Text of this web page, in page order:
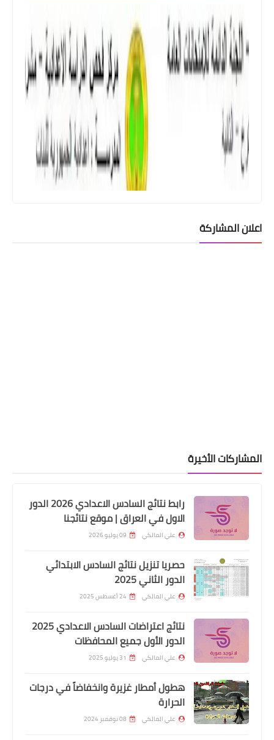
اخبار الطقس
تطورات موجة الرطوبة والموجة الحارة
اخبار الطقس
للمره الاولى قد تحدث وفيها ارتفاعا كبيرا
اعلان المشاركة
المشاركات الأخيرة
رابط نتائج السادس الاعدادي 2026 الدور
الاول في العراق | موقع نتائجنا
علي المالكي 09 يوليو 2026
حصريا تنزيل نتائج السادس الابتدائي
الدور الثاني 2025
علي المالكي 24 أغسطس 2025
نتائج اعتراضات السادس الاعدادي 2025
الدور الأول جميع المحافظات
علي المالكي 31 يوليو 2025
هطول أمطار غزيرة وانخفاضاً في درجات
الحرارة
علي المالكي 08 نوفمبر 2024